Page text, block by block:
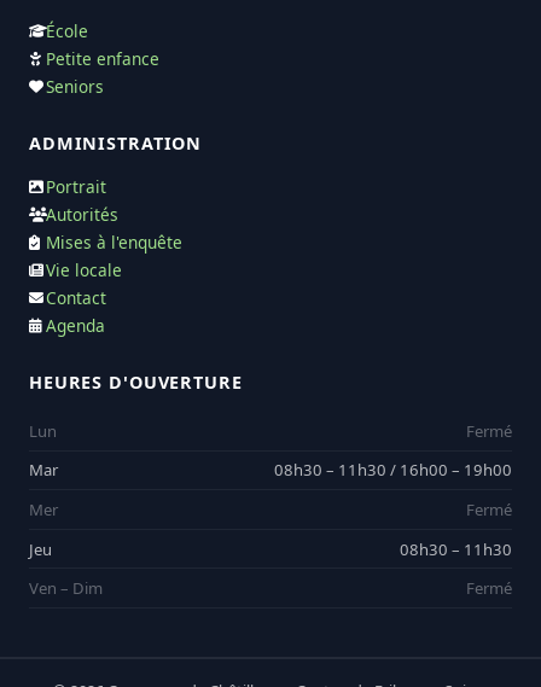
École
Petite enfance
Seniors
ADMINISTRATION
Portrait
Autorités
Mises à l'enquête
Vie locale
Contact
Agenda
HEURES D'OUVERTURE
Lun
Fermé
Mar
08h30 – 11h30 / 16h00 – 19h00
Mer
Fermé
Jeu
08h30 – 11h30
Ven – Dim
Fermé